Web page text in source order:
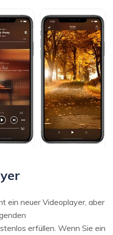
ein neuer Videoplayer, aber
erfüllen. Wenn Sie ein